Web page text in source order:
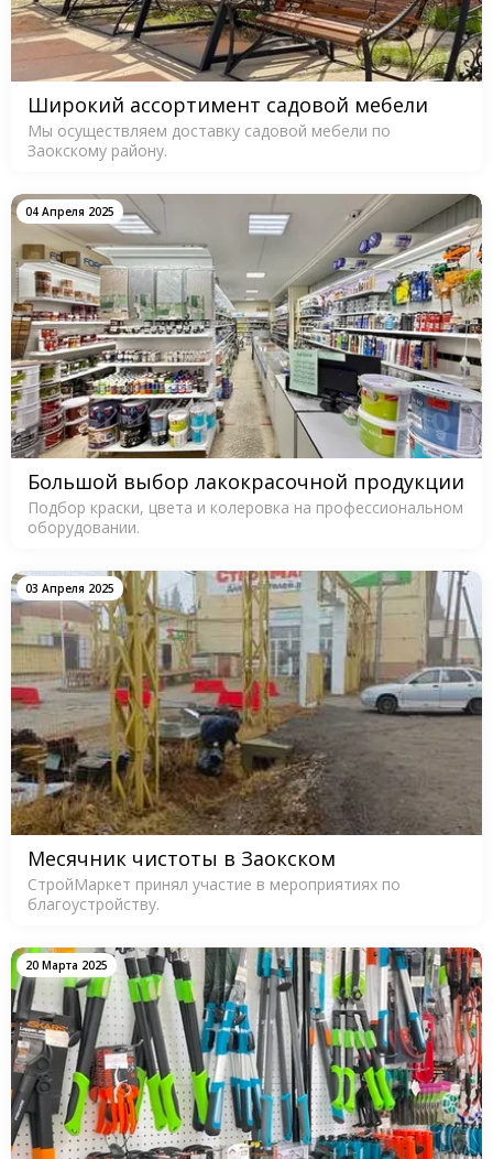
Широкий ассортимент садовой мебели
Мы осуществляем доставку садовой мебели по
Заокскому району.
04 Апреля 2025
Большой выбор лакокрасочной продукции
Подбор краски, цвета и колеровка на профессиональном
оборудовании.
03 Апреля 2025
Месячник чистоты в Заокском
СтройМаркет принял участие в мероприятиях по
благоустройству.
20 Марта 2025